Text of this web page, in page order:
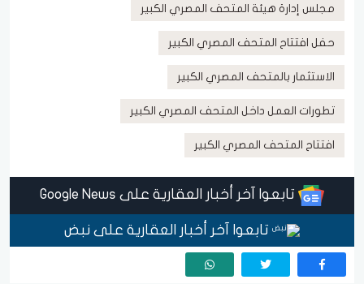
مجلس إدارة هيئة المتحف المصري الكبير
حفل افتتاح المتحف المصري الكبير
الاستثمار بالمتحف المصري الكبير
تطورات العمل داخل المتحف المصري الكبير
افتتاح المتحف المصري الكبير
تابعوا آخر أخبار العقارية على Google News
تابعوا آخر أخبار العقارية على نبض